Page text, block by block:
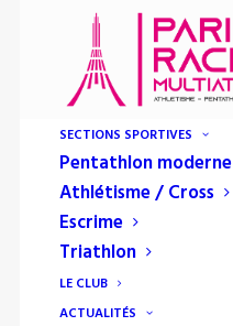
SECTIONS SPORTIVES
Pentathlon moderne
Athlétisme / Cross
Escrime
Triathlon
LE CLUB
ACTUALITÉS